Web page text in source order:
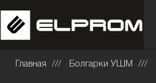
Главная Болгарки УШМ